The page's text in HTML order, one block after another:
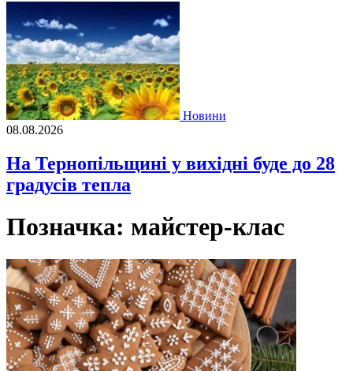
Новини
08.08.2026
На Тернопільщині у вихідні буде до 28
градусів тепла
Позначка: майстер-клас